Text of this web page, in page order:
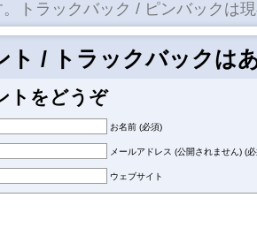
。トラックバック / ピンバックは
ト / トラックバックは
トをどうぞ
お名前 (必須)
メールアドレス (公開されません) (
ウェブサイト